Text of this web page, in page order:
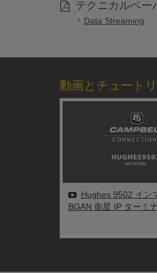
テクニカルペー
Data Streaming
動画とチュート
Hughes 9502 イン
BGAN 衛星 IP ターミ